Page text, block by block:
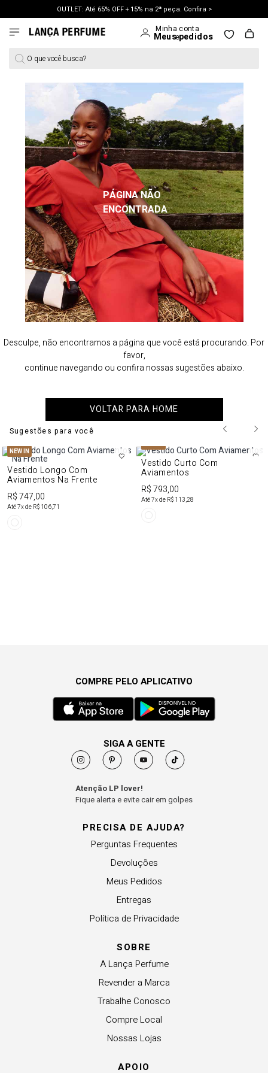
OUTLET: Até 65% OFF + 15% na 2ª peça. Confira >
LANÇAMENTO PRIMAVERA 27. Clique e aproveite.
O que você busca?
PÁGINA NÃO
ENCONTRADA
Desculpe, não encontramos a página que você está procurando. Por
favor,
continue navegando ou confira nossas sugestões abaixo.
VOLTAR PARA HOME
Sugestões para você
NEW IN
Vestido Longo Com
Aviamentos Na Frente
R$ 747,00
Até7x de R$ 106,71
NEW IN
Vestido Curto Com
Aviamentos
R$ 793,00
Até7x de R$ 113,28
PRECISA DE AJUDA?
Perguntas Frequentes
Devoluções
Meus Pedidos
Entregas
Política de Privacidade
SOBRE
A Lança Perfume
Revender a Marca
Trabalhe Conosco
Compre Local
Nossas Lojas
APOIO
COMPRE PELO APLICATIVO
SIGA A GENTE
Atenção LP lover!
Fique alerta e evite cair em golpes